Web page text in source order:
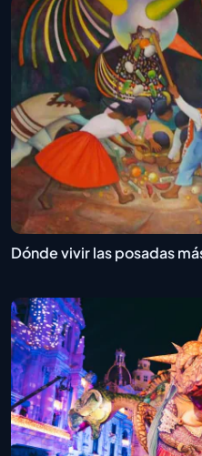
Dónde vivir las posadas